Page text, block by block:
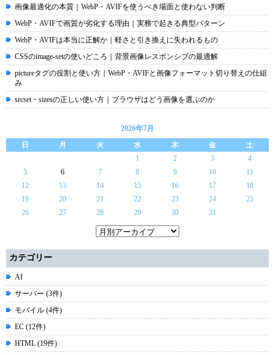
画像最適化の本質｜WebP・AVIFを使うべき場面と使わない判断
WebP・AVIFで画質が劣化する理由｜実務で起きる典型パターン
WebP・AVIFは本当に正解か｜軽さと引き換えに失われるもの
CSSのimage-setの使いどころ｜背景画像レスポンシブの最適解
pictureタグの役割と使い方｜WebP・AVIFと画像フォーマット切り替えの仕組
み
srcset・sizesの正しい使い方｜ブラウザはどう画像を選ぶのか
2026年7月
日
月 火 水 木 金
土
1
2 3
4
5
6 7 8 9 10
11
12
13 14 15 16 17
18
19
20 21 22 23 24
25
26
27 28 29 30 31
カテゴリー
AI
サーバー (3件)
モバイル (4件)
EC (12件)
HTML (19件)